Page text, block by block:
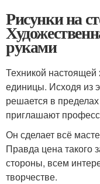
Рисунки на
руками
Техникой
единицы. Исходя из
решается в
приглашают
Он сделает всё
Правда цена такого
стороны, всем
творчестве.